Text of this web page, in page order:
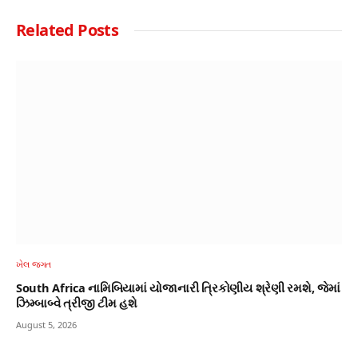
Related Posts
ખેલ જગત
South Africa નામિબિયામાં યોજાનારી ત્રિકોણીય શ્રેણી રમશે, જેમાં
ઝિમ્બાબ્વે ત્રીજી ટીમ હશે
August 5, 2026